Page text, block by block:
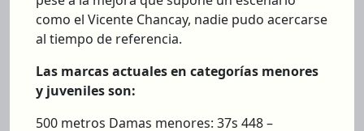
como el Vicente Chancay, nadie pudo acercarse
al tiempo de referencia.
Las marcas actuales en categorías menores
y juveniles son:
500 metros Damas menores: 37s 448 –